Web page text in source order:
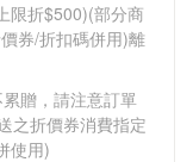
限折$500)(部分商
券/折扣碼併用)離
贈，請注意訂單
之折價券消費指定
使用)